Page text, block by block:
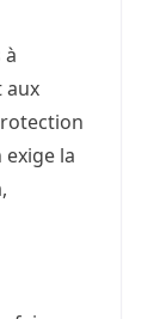
aux
la